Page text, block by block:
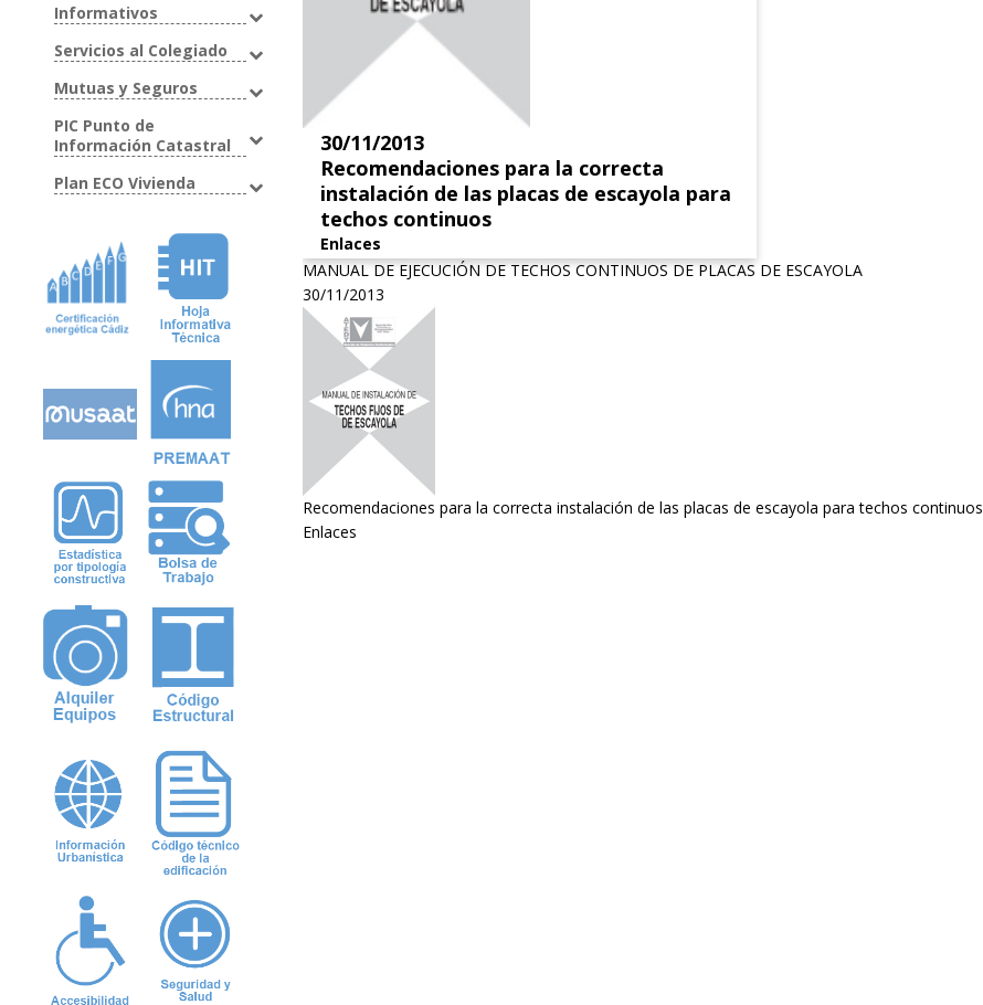
Informativos
Servicios al Colegiado
Mutuas y Seguros
PIC Punto de
Información Catastral
Plan ECO Vivienda
30/11/2013
Recomendaciones para la correcta
instalación de las placas de escayola para
techos continuos
Enlaces
MANUAL DE EJECUCIÓN DE TECHOS CONTINUOS DE PLACAS DE ESCAYOLA
30/11/2013
Recomendaciones para la correcta instalación de las placas de escayola para techos continuos
Enlaces